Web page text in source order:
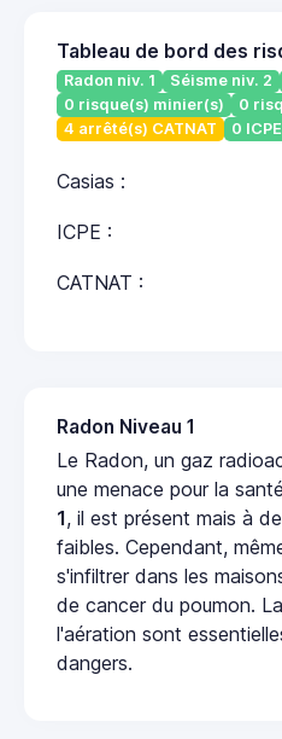
Tableau de bord des
Radon niv. 1 Séisme niv. 2
0 risque(s) minier(s)
0
4 arrêté(s) CATNAT
0 ICPE
Casias :
ICPE :
CATNAT :
Radon Niveau 1
Le Radon, un gaz
une menace pour la
1, il est présent mais à
faibles. Cependant,
s'infiltrer dans les
de cancer du poumon.
l'aération sont
dangers.